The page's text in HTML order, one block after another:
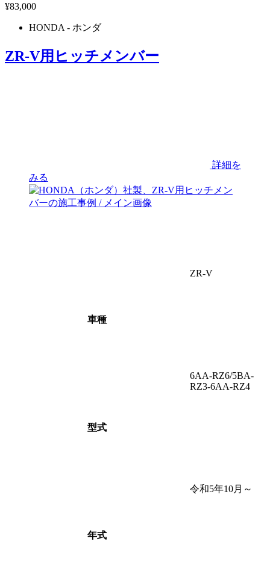
¥83,000
HONDA - ホンダ
ZR-V用ヒッチメンバー
詳細を
みる
車種
ZR-V
型式
6AA-RZ6/5BA-
RZ3-6AA-RZ4
年式
令和5年10月～